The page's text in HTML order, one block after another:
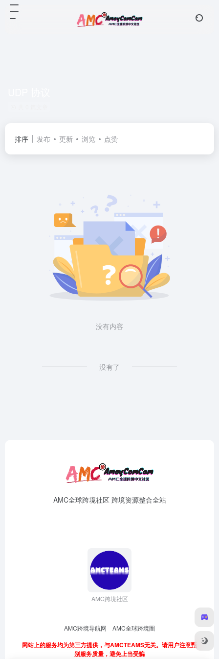
排序 发布 更新 浏览 点赞
没有内容
没有了
AMC全球跨境社区 跨境资源整合全站
AMC跨境社区
AMC跨境导航网 AMC全球跨境圈
网站上的服务均为第三方提供，与AMCTEAMS无关。请用户注意甄
别服务质量，避免上当受骗